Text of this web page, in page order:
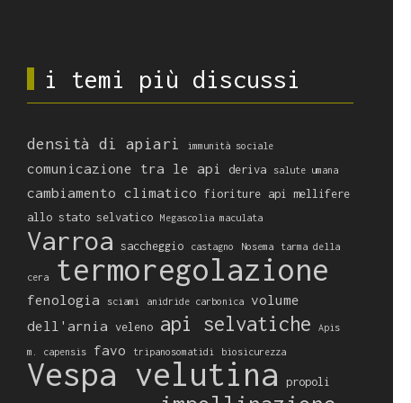
i temi più discussi
densità di apiari immunità sociale
comunicazione tra le api deriva salute umana
cambiamento climatico fioriture api mellifere
allo stato selvatico
Megascolia maculata
Varroa saccheggio castagno Nosema tarma della
cera termoregolazione
fenologia sciami anidride carbonica
volume
dell'arnia
veleno api selvatiche Apis
m. capensis favo tripanosomatidi biosicurezza
Vespa velutina
propoli